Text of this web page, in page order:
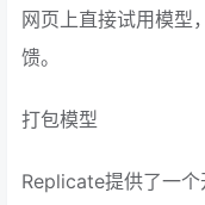
网页上直接试用模型
馈。
打包模型
Replicate提供了一